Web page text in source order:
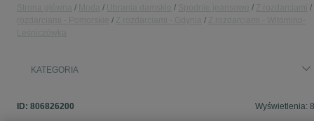
KATEGORIA
ID: 806826200 Wyświetlenia: